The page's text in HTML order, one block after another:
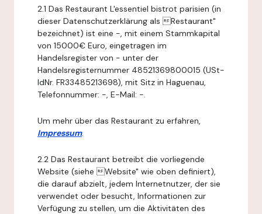
2.1 Das Restaurant L'essentiel bistrot parisien (in
dieser Datenschutzerklärung als Restaurant"
bezeichnet) ist eine -, mit einem Stammkapital
von 15000€ Euro, eingetragen im
Handelsregister von - unter der
Handelsregisternummer 48521369800015 (USt-
IdNr. FR33485213698), mit Sitz in Haguenau,
Telefonnummer: -, E-Mail: -.
Um mehr über das Restaurant zu erfahren,
Impressum.
2.2 Das Restaurant betreibt die vorliegende
Website (siehe Website" wie oben definiert),
die darauf abzielt, jedem Internetnutzer, der sie
verwendet oder besucht, Informationen zur
Verfügung zu stellen, um die Aktivitäten des